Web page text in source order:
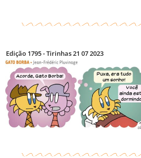
Edição 1795 - Tirinhas 21 07 2023